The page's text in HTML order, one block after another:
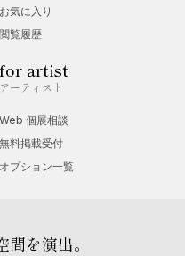
お気に入り
閲覧履歴
for artist
アーティスト
Web 個展相談
無料掲載受付
オプション一覧
を演出。